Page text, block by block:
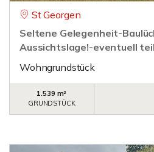
St Georgen
Seltene Gelegenheit-
Aussichtslage!-eventuell
Wohngrundstück
1.539 m²
GRUNDSTÜCK